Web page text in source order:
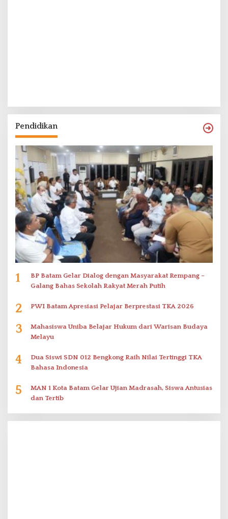
Pendidikan
1
BP Batam Gelar Dialog dengan Masyarakat Rempang –
Galang Bahas Sekolah Rakyat Merah Putih
2 PWI Batam Apresiasi Pelajar Berprestasi TKA 2026
3
Mahasiswa Uniba Belajar Hukum dari Warisan Budaya
Melayu
4
Dua Siswi SDN 012 Bengkong Raih Nilai Tertinggi TKA
Bahasa Indonesia
5
MAN 1 Kota Batam Gelar Ujian Madrasah, Siswa Antusias
dan Tertib